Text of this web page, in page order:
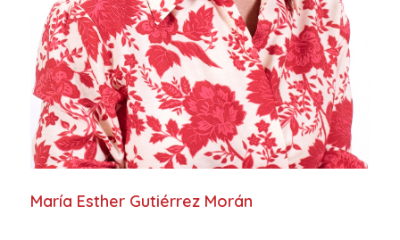
María Esther Gutiérrez Morán